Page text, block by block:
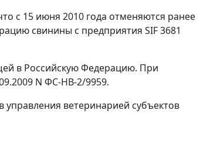
с 15 июня 2010 года отменяются ранее
свинины с предприятия SIF 3681
в Российскую Федерацию. При
N ФС-НВ-2/9959.
ветеринарией субъектов